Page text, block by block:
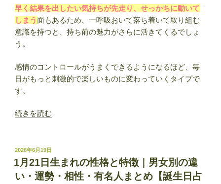
早く結果を出したい気持ちが先走り、せっかちに動いて
しまう面もあるため、一呼吸おいて落ち着いて取り組む
意識を持つと、持ち前の魅力がさらに活きてくるでしょ
う。
感情のコントロールがうまくできるようになるほど、毎
日がもっと刺激的で楽しいものに変わっていくタイプで
す。
“1
日
生
ま
続きを読む
投
稿
日:
2026年6月19日
1月21日生まれの性格と特徴｜男女別の違
い・運勢・相性・有名人まとめ【誕生日占